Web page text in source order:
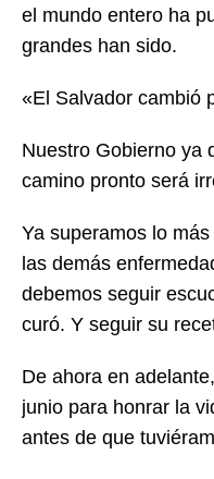
el mundo entero ha
grandes han sido.
«El Salvador cambió
Nuestro Gobierno ya
camino pronto será
Ya superamos lo
las demás
debemos seguir
curó. Y seguir su
De ahora en
junio para honrar la
antes de que